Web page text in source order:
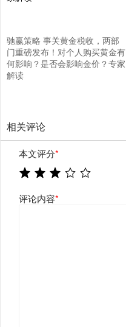
驰赢策略 事关黄金税收，两部
门重磅发布！对个人购买黄金有
何影响？是否会影响金价？专家
解读
相关评论
本文评分*
评论内容*